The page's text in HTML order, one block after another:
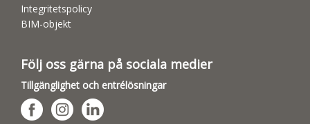
Integritetspolicy
BIM-objekt
Följ oss gärna på sociala medier
Tillgänglighet och entrélösningar